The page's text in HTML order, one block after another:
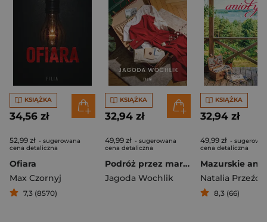
KSIĄŻKA
34,56 zł
52,99 zł - sugerowana
cena detaliczna
Ofiara
Max Czornyj
7,3 (8570)
KSIĄŻKA
32,94 zł
49,99 zł - sugerowana
cena detaliczna
Podróż przez marzenia
Jagoda Wochlik
KSIĄŻKA
32,94 zł
49,99 zł -
cena detaliczna
Mazurskie
Natalia
8,3 (66)